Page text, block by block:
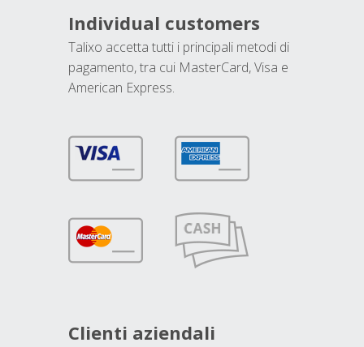
Individual customers
Talixo accetta tutti i principali metodi di
pagamento, tra cui MasterCard, Visa e
American Express.
Clienti aziendali